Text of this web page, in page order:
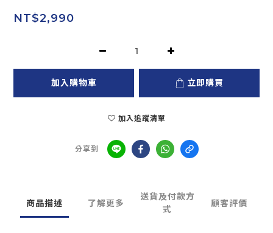
NT$2,990
加入購物車 立即購買
加入追蹤清單
分享到
商品描述 了解更多
送貨及付款方
式
顧客評價